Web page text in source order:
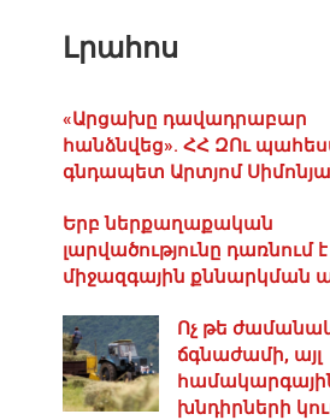
Լրահոս
«Արցախը դավադրաբար
հանձնվեց». ՀՀ ԶՈւ
գնդապետ Արտյոմ
Երբ ներքաղաքական
լարվածությունը դառնում է
միջազգային քննարկման
Ոչ թե
ճգնաժամի, այլ
խնդիրների